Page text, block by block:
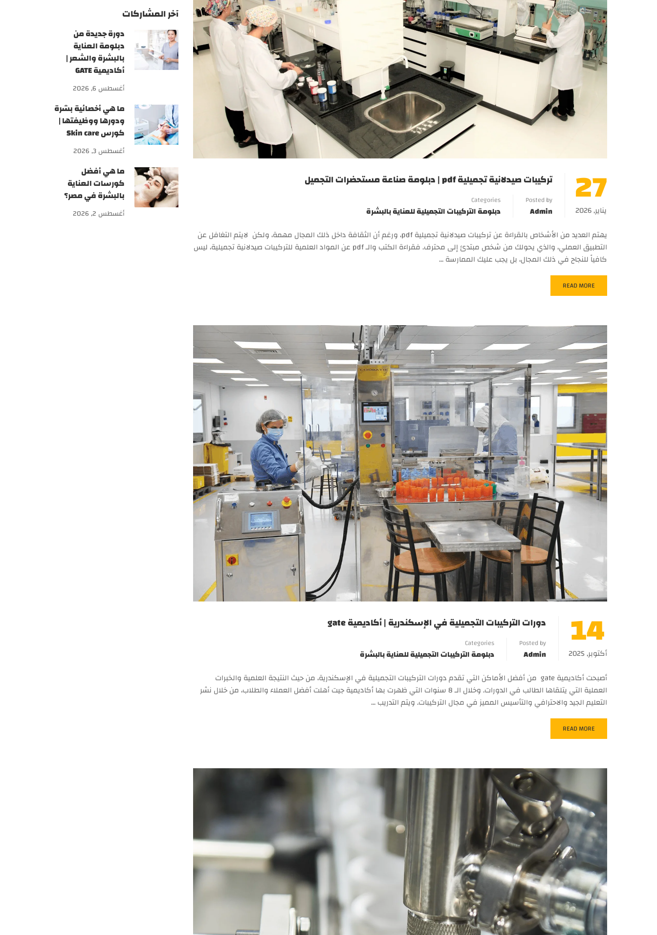
27
يناير, 2026
تركيبات صيدلانية تجميلية pdf | دبلومة صناعة مستحضرات التجميل
Posted by
Admin
Categories
دبلومة التركيبات التجميلية للعناية بالبشرة
يهتم العديد من الأشخاص بالقراءة عن تركيبات صيدلانية تجميلية pdf، ورغم أن الثقافة داخل ذلك المجال مهمة، ولكن لايتم التغافل عن
التطبيق العملي، والذي يحولك من شخص مبتدئ إلى محترف. فقراءة الكتب والـ pdf عن المواد العلمية للتركيبات صيدلانية تجميلية، ليس
كافياً للنجاح في ذلك المجال، بل يجب عليك الممارسة …
READ MORE
14
أكتوبر, 2025
دورات التركيبات التجميلية في الإسكندرية | أكاديمية gate
Posted by
Admin
Categories
دبلومة التركيبات التجميلية للعناية بالبشرة
أصبحت أكاديمية gate من أفضل الأماكن التي تقدم دورات التركيبات التجميلية في الإسكندرية، من حيث النتيجة العلمية والخبرات
العملية التي يتلقاها الطالب في الدورات. وخلال الـ 8 سنوات التي ظهرت بها أكاديمية جيت أهلت أفضل العملاء والطلاب، من خلال نشر
التعليم الجيد والاحترافي والتأسيس المميز في مجال التركيبات. ويتم التدريب …
READ MORE
آخر المشاركات
دورة جديدة من
دبلومة العناية
بالبشرة والشعر |
أكاديمية GATE
أغسطس 6, 2026
ما هي أخصائية بشرة
ودورها ووظيفتها |
كورس Skin care
أغسطس 3, 2026
ما هي أفضل
كورسات العناية
بالبشرة في مصر؟
أغسطس 2, 2026